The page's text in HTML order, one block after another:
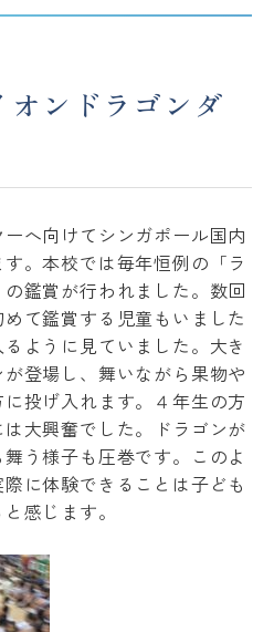
us !
オンドラゴンダ
へ向けてシンガポール国内
。本校では毎年恒例の「ラ
鑑賞が行われました。数回
て鑑賞する児童もいました
ように見ていました。大き
登場し、舞いながら果物や
投げ入れます。４年生の方
大興奮でした。ドラゴンが
う様子も圧巻です。このよ
に体験できることは子ども
感じます。